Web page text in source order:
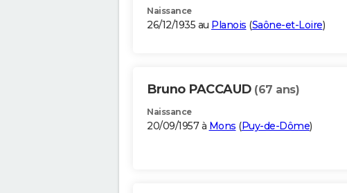
Naissance
26/12/1935 au Planois (Saône-et-Loire)
Bruno PACCAUD (67 ans)
Naissance
20/09/1957 à Mons (Puy-de-Dôme)